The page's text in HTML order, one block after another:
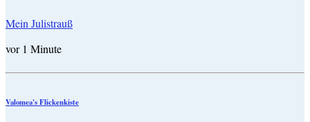
Mein Julistrauß
vor 1 Minute
Valomea's Flickenkiste